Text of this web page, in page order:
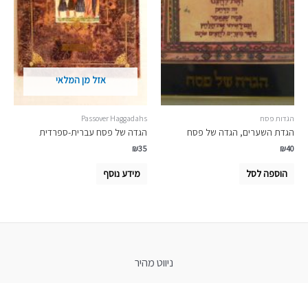
הגדות פסח
הגדת השערים, הגדה של פסח
₪40
הוספה לסל
אזל מן המלאי
Passover Haggadahs
הגדה של פסח עברית-ספרדית
₪35
מידע נוסף
ניווט מהיר